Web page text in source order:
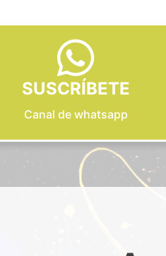
SUSCRÍBETE
Canal de whatsapp